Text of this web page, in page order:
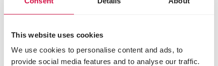
This website uses cookies
We use cookies to personalise content and ads, to
provide social media features and to analyse our traffic.
Wielertalent uit Deinze
opkomend wielertalent bij AG Insurance Soudal
Quick-Step, is de eerste Belgische vrouw die